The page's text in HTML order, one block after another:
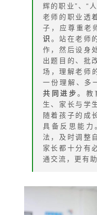
辉的职业”、“
老师的职业透
子，应尊重老
识 。站在老师
作，然后设身
出题目的、批
场，理解老师
一份理解、多
共同进步。教
生、家长与学
随着孩子的成
具备反思能力
法，及时调整
家长都十分有
通交流，更有